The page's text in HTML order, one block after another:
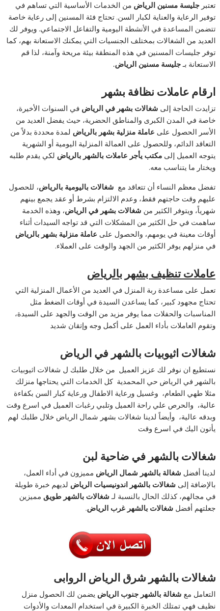
تعتبرجليسة مسنين الرياض من الخدمات الأساسية التي تساهم في
توفير الرعاية والعناية لكبار السن. تحتاج فئة المسنين إلى رعاية خاصة
تتضمن المساعدة في الأنشطة اليومية والتفاعل الاجتماعي. ويوفر لك
العديد من الشغالات بمختلف الجنسيات التي يمكنك الاستعانة بهم، كما
توفر جليسات المسنين في هذه المنطقة بيئة مريحة وآمنة، لذا قم
الاستعانة بـجليسة مسنين الرياض.
ارقام عاملات نظافة بشهر
تزايدت الحاجة إلى شغالات بشهر في الرياض في السنوات الأخيرة،
خاصة في المدن الكبرى والمناطق الحضرية، حيث يفضل العديد من
الأسر الحصول على عاملة منزلية بشهر بالرياض لمدة محددة بدلاً من
التعاقد الدائم، وللحصول على العمالة المنزلية اليومية أو الشهرية
يتوجه العميل إلىمكتب يأجر عاملات بالشهر بالرياض لكي يقدم طلبه
ويختار ما يتناسب معه.
تفضل معظم النساء أن تتعاقد مع شغالات باليومية بالرياض، للحصول
عليهم وقت حاجتهم فقط، وعدم الالتزام بشرط أو عقد يجمع بينهم
شهرياً، ويتوفر الكثير من شغالات بشهر في الرياض، وهذه الخدمة
ساهمت في حل الكثير من المشكلات التي قد تواجه السيدات أثناء
أوقات معينة في يومهم، والحصول على عاملة منزلية بشهر بالرياض
في منزلهم يوفر الكثير من الجهد والوقت على العملاء.
عاملات تنظيف بشهر بالرياض
تعمل على مساعدة ربة المنزل في العديد من الأعمال المنزلية التي
تحتاج مجهود كبير، كما يساعدن السيدة في أوقات الضغط مثل
المناسبات والحفلات مما يوفر مزيد من الوقت والجهد على السيدة،
وتقوم العاملات بأداء العمل على أكمل وجه وإتقان شديد
شغالات اثيوبيات بالشهر في الرياض
نستطيع ان نوفر لك عزيز العميل من خلال طلبك ل شغالات اثيوبيات
بالشهر في الرياض حي المحمدية كل الخدمات التي يحتاجها منزلك
مثلا طهي الطعام، وغسيل ورعاية الاطفال ورعاية كبار السن بكفاءة
عالية، والحرص علي راحة العميل وتلبي رغبات العميل في اسرع وقت
وبدقه عالية، وأيضاً لدينا شغالات بشهر شمال الرياض خلال طلبك لهم
يأتون اليك في اسرع وقت
شغالات بالشهر في ضاحية لبن
لدينا أفضل شغالة بالشهر شمال الرياض مميزون في أداء العمل،
بالإضافة إلى شغالات بالشهر اندونيسيات الرياض لديهم خبرة طويلة
في مجالهم، كذلك الحال بالنسبة لـ شغالات بالشهر طويق مميزين
جعلتهم أفضل شغالات بالشهر غرب الرياض.
شغالات بالشهر شرق الرياض الروابى
التعامل مع شغالة بالشهر جنوب الرياض يضمن لك الحصول منزل
نظيف فهي تمتلك الخبرة الكبيرة في استخدام المعدات والأدوات